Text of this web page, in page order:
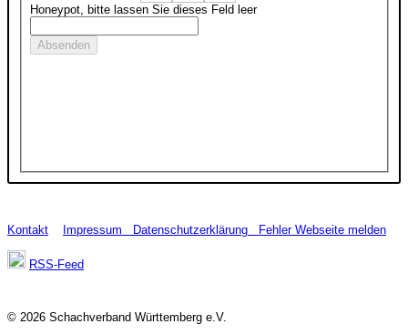
Honeypot, bitte lassen Sie dieses Feld leer
Kontakt Impressum Datenschutzerklärung Fehler Webseite melden
RSS-Feed
© 2026 Schachverband Württemberg e.V.